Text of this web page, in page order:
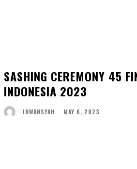
SASHING CEREMONY 45
INDONESIA 2023
IRWANSYAH MAY 6, 2023